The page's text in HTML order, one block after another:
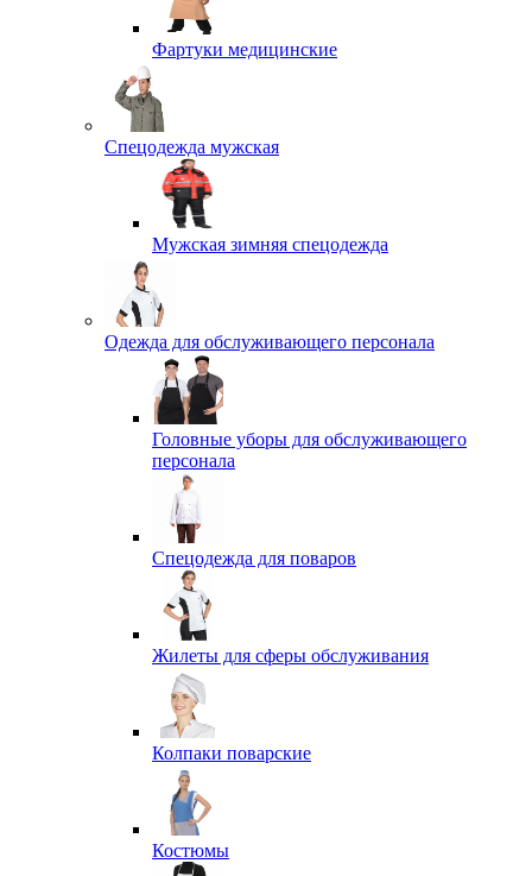
Фартуки медицинские
Спецодежда мужская
Мужская зимняя спецодежда
Одежда для обслуживающего персонала
Головные уборы для обслуживающего
персонала
Спецодежда для поваров
Жилеты для сферы обслуживания
Колпаки поварские
Костюмы